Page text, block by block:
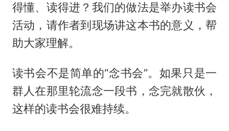
得懂、读得进？我们的做法是举办读书会
活动，请作者到现场讲这本书的意义，帮
助大家理解。
读书会不是简单的“念书会”。如果只是一
群人在那里轮流念一段书，念完就散伙，
这样的读书会很难持续。